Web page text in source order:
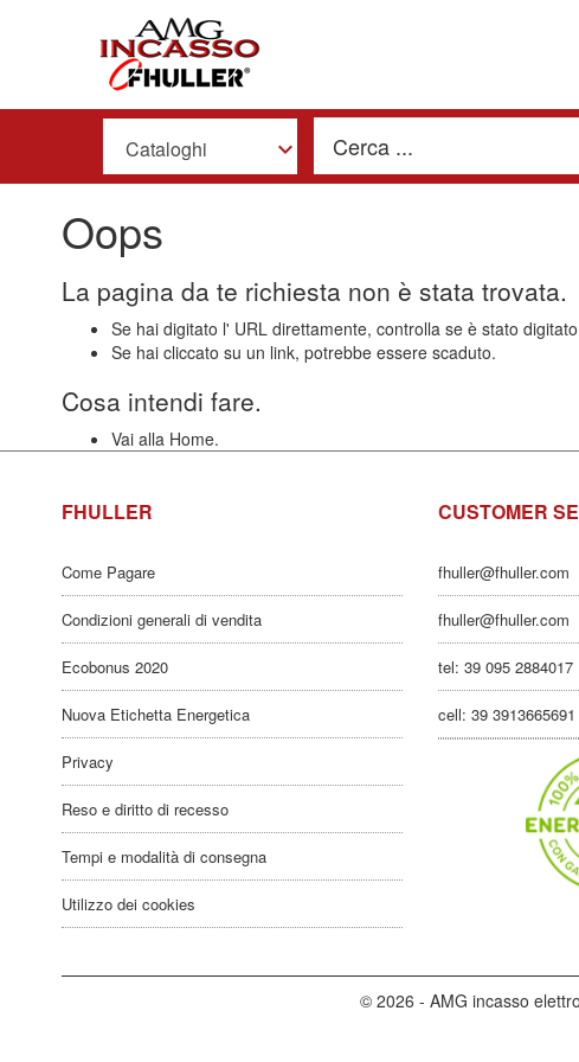
Cataloghi
Oops
La pagina da te richiesta non è stata trovata.
Se hai digitato l' URL direttamente, controlla se è stato
Se hai cliccato su un link, potrebbe essere scaduto.
Cosa intendi fare.
Vai alla Home.
FHULLER
Come Pagare
Condizioni generali di vendita
Ecobonus 2020
Nuova Etichetta Energetica
Privacy
Reso e diritto di recesso
Tempi e modalità di consegna
Utilizzo dei cookies
CUSTOMER
fhuller@fhuller.com
fhuller@fhuller.com
tel: 39 095 2884017
cell: 39 3913665691
© 2026 - AMG incasso